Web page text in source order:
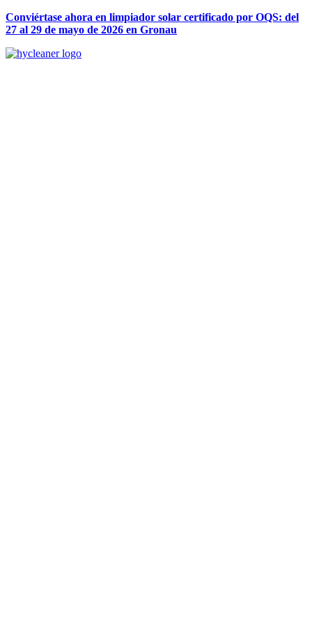
Conviértase ahora en limpiador solar certificado por OQS: del
27 al 29 de mayo de 2026 en Gronau